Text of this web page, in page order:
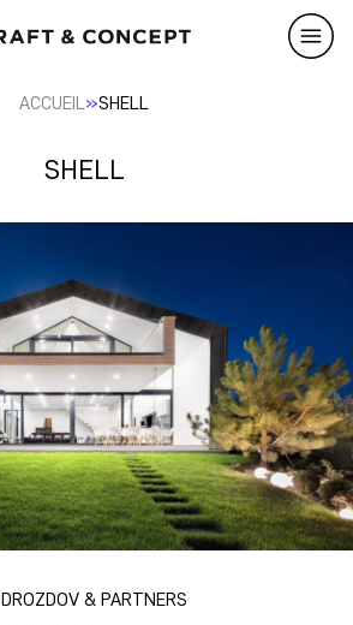
ACCUEIL»SHELL
SHELL
DROZDOV & PARTNERS